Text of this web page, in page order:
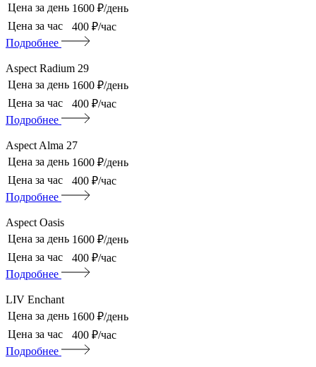
Цена за день 1600 ₽/день
Цена за час
400 ₽/час
Подробнее
Aspect Radium 29
Цена за день 1600 ₽/день
Цена за час
400 ₽/час
Подробнее
Aspect Alma 27
Цена за день 1600 ₽/день
Цена за час
400 ₽/час
Подробнее
Aspect Oasis
Цена за день 1600 ₽/день
Цена за час
400 ₽/час
Подробнее
LIV Enchant
Цена за день 1600 ₽/день
Цена за час
400 ₽/час
Подробнее